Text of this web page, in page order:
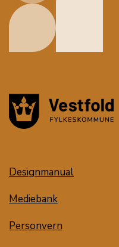
Designmanual
Mediebank
Personvern